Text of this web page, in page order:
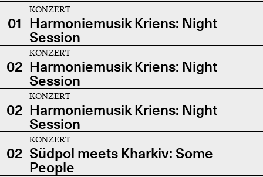
01
KONZERT
Harmoniemusik Kriens: Night
Session
02
KONZERT
Harmoniemusik Kriens: Night
Session
02
KONZERT
Harmoniemusik Kriens: Night
Session
02
KONZERT
Südpol meets Kharkiv: Some
People